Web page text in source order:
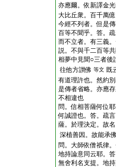
亦應爾。依新譯金
大比丘衆。百千萬
今經不列者。但是
百等不聞乎。答。
而不立者。有三義
説。不與千二百等
相夢中見聞○三者後
往他方讃佛 等文 既
有道理許也。然約
是傳者省略。亦應
不相違也
問。信相菩薩何位
何誠證也。答。疏
薩。於理決定。故
深植善因。故能承
問。大師依僧祇律
地持論意同云耶。
無舍利名支提。地